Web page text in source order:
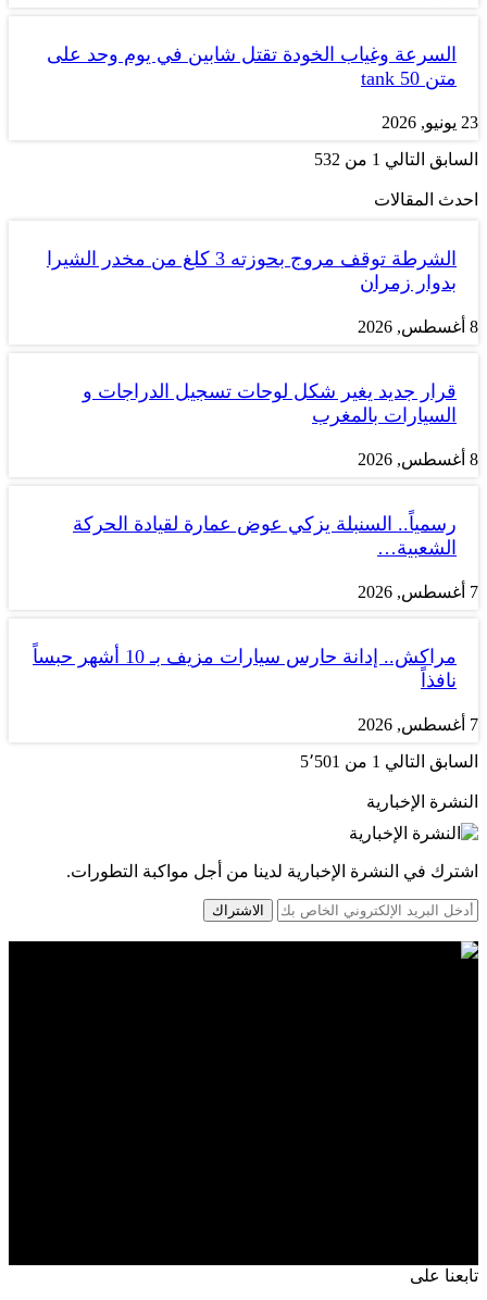
السرعة وغياب الخودة تقتل شابين في يوم وحد على
متن tank 50
23 يونيو, 2026
السابق التالي 1 من 532
احدث المقالات
الشرطة توقف مروج بحوزته 3 كلغ من مخدر الشيرا
بدوار زمران
8 أغسطس, 2026
قرار جديد يغير شكل لوحات تسجيل الدراجات و
السيارات بالمغرب
8 أغسطس, 2026
رسمياً.. السنبلة يزكي عوض عمارة لقيادة الحركة
الشعبية…
7 أغسطس, 2026
مراكش.. إدانة حارس سيارات مزيف بـ 10 أشهر حبساً
نافذاً
7 أغسطس, 2026
السابق التالي 1 من 5٬501
النشرة الإخبارية
اشترك في النشرة الإخبارية لدينا من أجل مواكبة التطورات.
الاشتراك
تابعنا على